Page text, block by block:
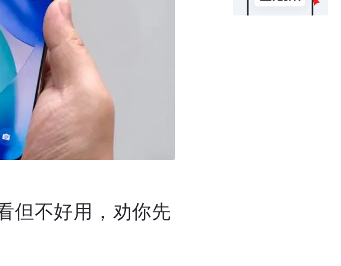
但不好用，劝你先